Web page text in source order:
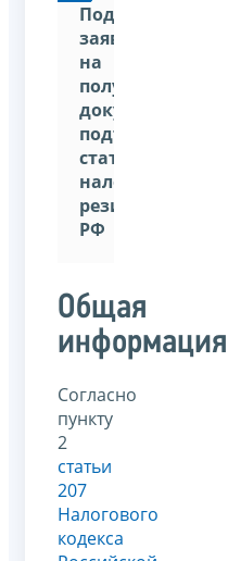
Подать
заявление
на
получение
документа,
статус
налогового
резидента
РФ
Общая
информация
Согласно
пункту
2
статьи
207
Налогового
кодекса